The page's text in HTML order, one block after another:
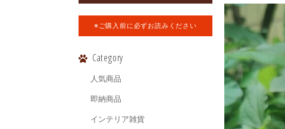
※ご購入前に必ずお読みください
Category
人気商品
即納商品
インテリア雑貨